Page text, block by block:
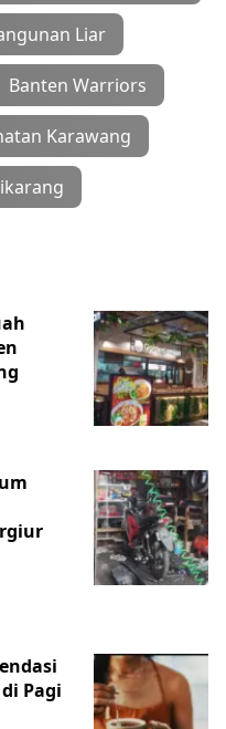
Liar
Banten Warriors
Karawang
Pagi